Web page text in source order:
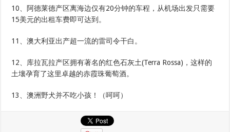
10、阿德莱德产区离海边仅有20分钟的车程，从机场出发只需要
15美元的出租车费即可达到。
11、澳大利亚出产超一流的雷司令干白。
12、库拉瓦拉产区拥有著名的红色石灰土(Terra Rossa)，这样的
土壤孕育了这里卓越的赤霞珠葡萄酒。
13、澳洲野犬并不吃小孩！（呵呵）